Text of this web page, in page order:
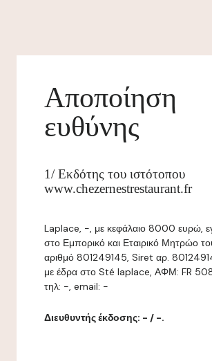
Αποποίηση
ευθύνης
1/ Εκδότης του ιστότοπου
www.chezernestrestaurant.fr
Laplace, -, με κεφάλαιο 8000 ευρώ,
στο Εμπορικό και Εταιρικό Μητρώο
αριθμό 801249145, Siret αρ.
με έδρα στο Sté laplace, ΑΦΜ: FR
τηλ: -, email: -
Διευθυντής έκδοσης: - / -.